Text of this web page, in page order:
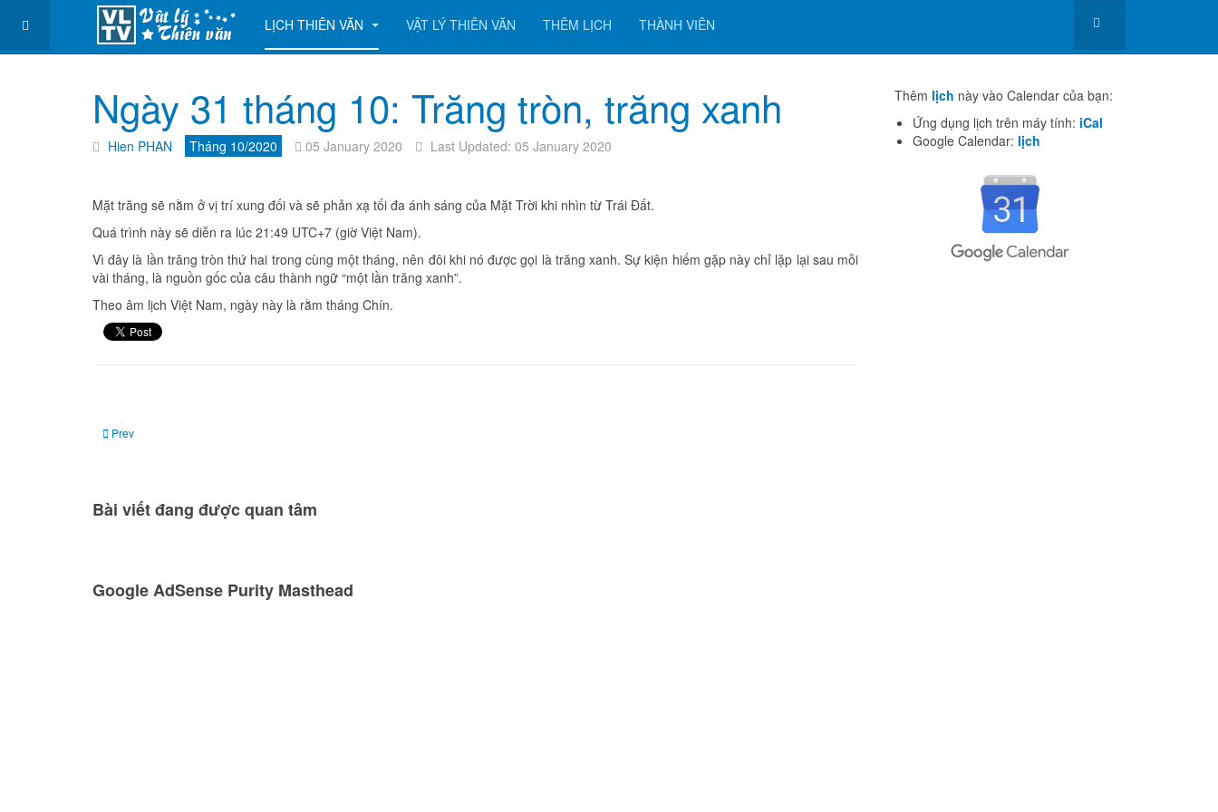
LỊCH THIÊN VĂN VẬT LÝ THIÊN VĂN THÊM LỊCH THÀNH VIÊN
Ngày 31 tháng 10: Trăng tròn, trăng xanh
Hien PHAN Tháng 10/2020 05 January 2020 Last Updated: 05 January 2020
Mặt trăng sẽ nằm ở vị trí xung đối và sẽ phản xạ tối đa ánh sáng của Mặt Trời khi nhìn từ Trái Đất.
Quá trình này sẽ diễn ra lúc 21:49 UTC+7 (giờ Việt Nam).
Vì đây là lần trăng tròn thứ hai trong cùng một tháng, nên đôi khi nó được gọi là trăng xanh. Sự kiện hiếm gặp này chỉ lặp lại sau mỗi
vài tháng, là nguồn gốc của câu thành ngữ “một lần trăng xanh”.
Theo âm lịch Việt Nam, ngày này là rằm tháng Chín.
Previous article: Ngày 21, 22 tháng 10: Mưa sao băng Lạp Hộ (Orionid)
Prev
Bài viết đang được quan tâm
Google AdSense Purity Masthead
Thêm lịch này vào Calendar của bạn:
Ứng dụng lịch trên máy tính: iCal
Google Calendar: lịch